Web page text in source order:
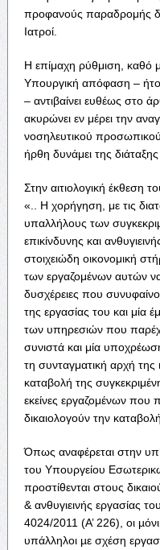
προφανούς παραδρομής
Ιατροί.
Η επίμαχη ρύθμιση, καθό
Υπουργική απόφαση –
– αντιβαίνει ευθέως στο
ακυρώνει εν μέρει την
νοσηλευτικού
ήρθη δυνάμει της διάταξης
Στην αιτιολογική έκθεση
«.. Η χορήγηση, με τις
υπαλλήλους των
επικίνδυνης και
στοιχειώδη οικονομική
των εργαζομένων αυτών να
δυσχέρειες που
της εργασίας του και μία
των υπηρεσιών που
συνιστά και μία
τη συνταγματική αρχή της
καταβολή της
εκείνες εργαζομένων που
δικαιολογούν την
Όπως αναφέρεται στην
του Υπουργείου
προστίθενται στους
& ανθυγιεινής εργασίας
4024/2011 (Α’ 226), οι
υπάλληλοι µε σχέση